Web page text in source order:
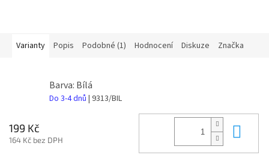
Varianty Popis Podobné (1) Hodnocení Diskuze Značka
Barva: Bílá
Do 3-4 dnů | 9313/BIL
199 Kč
164 Kč bez DPH